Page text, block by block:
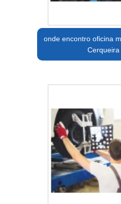
onde encontro oficina
Cerqueira